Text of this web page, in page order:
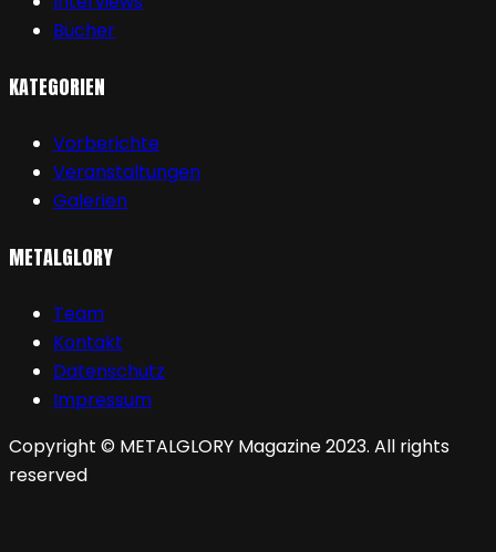
Bücher
KATEGORIEN
Vorberichte
Veranstaltungen
Galerien
METALGLORY
Team
Kontakt
Datenschutz
Impressum
Copyright © METALGLORY Magazine 2023. All rights
reserved